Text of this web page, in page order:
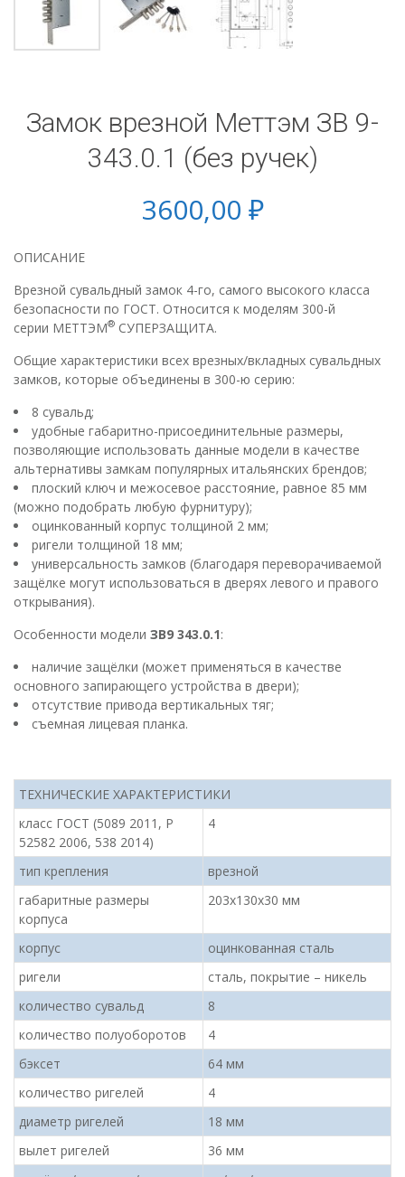
Замок врезной Меттэм ЗВ 9-
343.0.1 (без ручек)
3600,00 ₽
ОПИСАНИЕ
Врезной сувальдный замок 4-го, самого высокого класса
безопасности по ГОСТ. Относится к моделям 300-й
серии МЕТТЭМ® СУПЕРЗАЩИТА.
Общие характеристики всех врезных/вкладных сувальдных
замков, которые объединены в 300-ю серию:
8 сувальд;
удобные габаритно-присоединительные размеры,
позволяющие использовать данные модели в качестве
альтернативы замкам популярных итальянских брендов;
плоский ключ и межосевое расстояние, равное 85 мм
(можно подобрать любую фурнитуру);
оцинкованный корпус толщиной 2 мм;
ригели толщиной 18 мм;
универсальность замков (благодаря переворачиваемой
защёлке могут использоваться в дверях левого и правого
открывания).
Особенности модели ЗВ9 343.0.1:
наличие защёлки (может применяться в качестве
основного запирающего устройства в двери);
отсутствие привода вертикальных тяг;
съемная лицевая планка.
ТЕХНИЧЕСКИЕ ХАРАКТЕРИСТИКИ
класс ГОСТ (5089 2011, Р
52582 2006, 538 2014)
4
тип крепления
врезной
габаритные размеры
корпуса
203х130х30 мм
корпус
оцинкованная сталь
ригели
сталь, покрытие – никель
количество сувальд
8
количество полуоборотов
4
бэксет
64 мм
количество ригелей
4
диаметр ригелей
18 мм
вылет ригелей
36 мм